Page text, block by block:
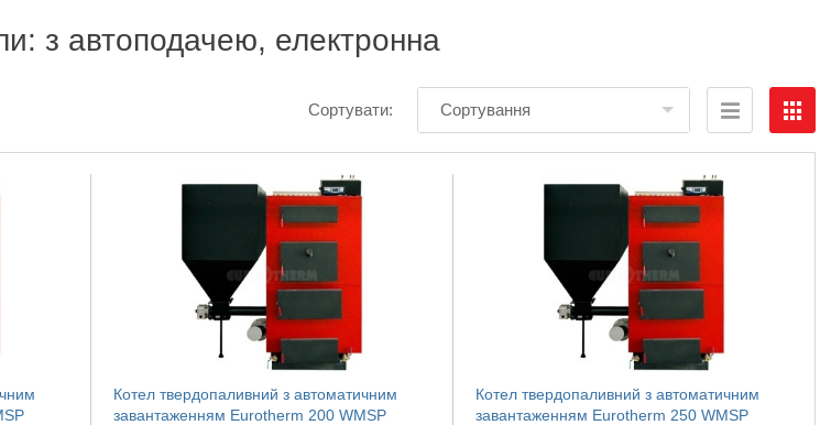
з автоподачею, електронна
Сортувати:
Сортування
Котел твердопаливний з автоматичним
завантаженням Eurotherm 200 WMSP
Котел твердопаливний з автоматичним
завантаженням Eurotherm 250 WMSP